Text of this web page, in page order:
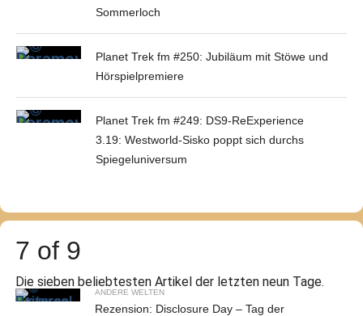
Sommerloch
Planet Trek fm #250: Jubiläum mit Stöwe und
Hörspielpremiere
Planet Trek fm #249: DS9-ReExperience
3.19: Westworld-Sisko poppt sich durchs
Spiegeluniversum
7 of 9
Die sieben beliebtesten Artikel der letzten neun Tage.
ANDERE WELTEN
Rezension: Disclosure Day – Tag der